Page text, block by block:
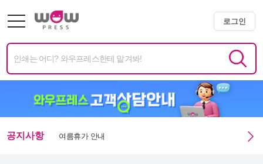
로그인
공지사항
미니배너 용지 변경 및 단가 인상 안내
엑스트라 매쉬멜로우 350g 주문 정상화 안내
여름휴가 안내